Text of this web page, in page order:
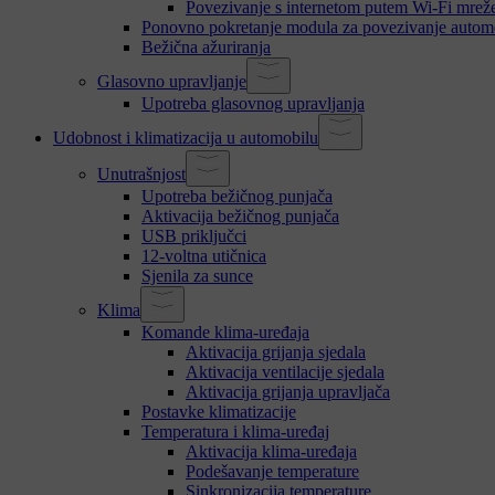
Povezivanje s internetom putem Wi-Fi
Ponovno pokretanje modula za povezivanje
Bežična ažuriranja
Glasovno upravljanje
Upotreba glasovnog upravljanja
Udobnost i klimatizacija u automobilu
Unutrašnjost
Upotreba bežičnog punjača
Aktivacija bežičnog punjača
USB priključci
12-voltna utičnica
Sjenila za sunce
Klima
Komande klima-uređaja
Aktivacija grijanja sjedala
Aktivacija ventilacije sjedala
Aktivacija grijanja upravljača
Postavke klimatizacije
Temperatura i klima-uređaj
Aktivacija klima-uređaja
Podešavanje temperature
Sinkronizacija temperature